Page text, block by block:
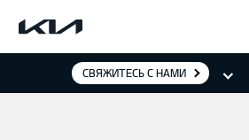
СВЯЖИТЕСЬ С НАМИ